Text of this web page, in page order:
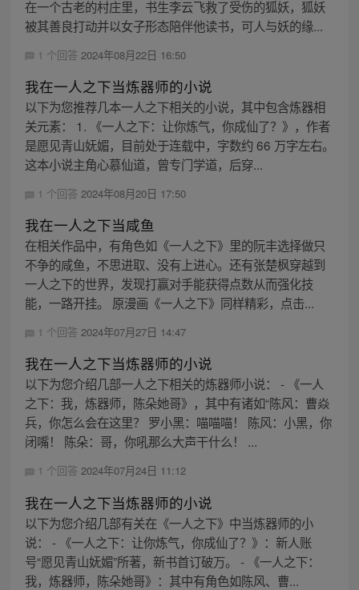
在一个古老的村庄里，书生李云飞救了受伤的狐妖，狐妖
被其善良打动并以女子形态陪伴他读书，可人与妖的缘...
1 个回答 2024年08月22日 16:50
我在一人之下当炼器师的小说
以下为您推荐几本一人之下相关的小说，其中包含炼器相
关元素： 1. 《一人之下：让你炼气，你成仙了？》，作者
是愿见青山妩媚，目前处于连载中，字数约 66 万字左右。
这本小说主角心慕仙道，曾专门学道，后穿...
1 个回答 2024年08月20日 17:50
我在一人之下当咸鱼
在相关作品中，有角色如《一人之下》里的阮丰选择做只
不争的咸鱼，不思进取、没有上进心。还有张楚枫穿越到
一人之下的世界，发现打赢对手能获得点数从而强化技
能，一路开挂。 原漫画《一人之下》同样精彩，点击...
1 个回答 2024年07月27日 14:47
我在一人之下当炼器师的小说
以下为您介绍几部一人之下相关的炼器师小说： - 《一人
之下：我，炼器师，陈朵她哥》，其中有诸如“陈风：曹焱
兵，你怎么会在这里？ 罗小黑：喵喵喵！ 陈风：小黑，你
闭嘴！ 陈朵：哥，你吼那么大声干什么！ ...
1 个回答 2024年07月24日 11:12
我在一人之下当炼器师的小说
以下为您介绍几部有关在《一人之下》中当炼器师的小
说： - 《一人之下：让你炼气，你成仙了？》：新人账
号“愿见青山妩媚”所著，新书首订破万。 - 《一人之下：
我，炼器师，陈朵她哥》：其中有角色如陈风、曹...